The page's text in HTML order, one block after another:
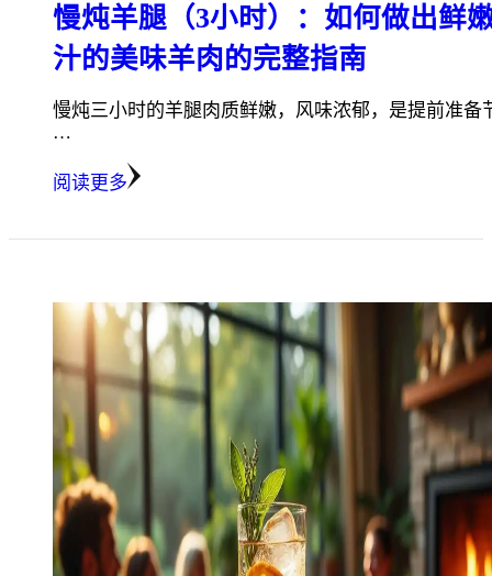
慢炖羊腿（3小时）：如何做出鲜
汁的美味羊肉的完整指南
慢炖三小时的羊腿肉质鲜嫩，风味浓郁，是提前准备
…
阅读更多